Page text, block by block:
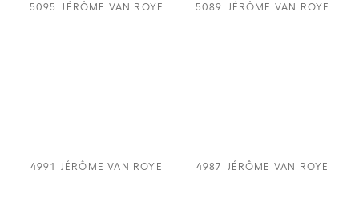
5095 JÉRÔME VAN ROYE 5089 JÉRÔME VAN ROYE
4991 JÉRÔME VAN ROYE 4987 JÉRÔME VAN ROYE